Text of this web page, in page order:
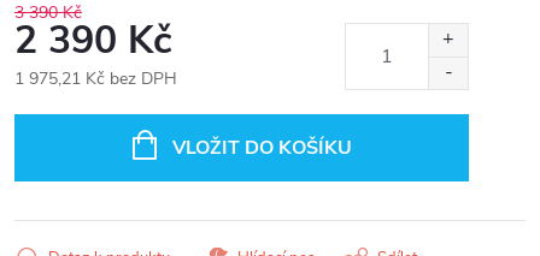
3 390 Kč
2 390 Kč
1 975,21 Kč bez DPH
VLOŽIT DO KOŠÍKU